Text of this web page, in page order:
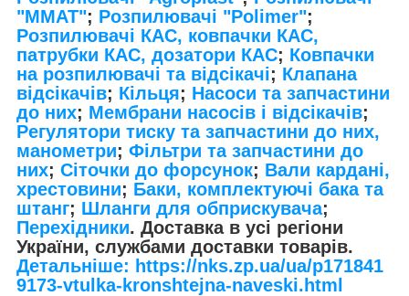
"MMAT"; Розпилювачі "Polimer";
Розпилювачі КАС, ковпачки КАС,
патрубки КАС, дозатори КАС; Ковпачки
на розпилювачі та відсікачі; Клапана
відсікачів; Кільця; Насоси та запчастини
до них; Мембрани насосів і відсікачів;
Регулятори тиску та запчастини до них,
манометри; Фільтри та запчастини до
них; Сіточки до форсунок; Вали кардані,
хрестовини; Баки, комплектуючі бака та
штанг; Шланги для обприскувача;
Перехідники. Доставка в усі регіони
України, службами доставки товарів.
Детальніше: https://nks.zp.ua/ua/p171841
9173-vtulka-kronshtejna-naveski.html